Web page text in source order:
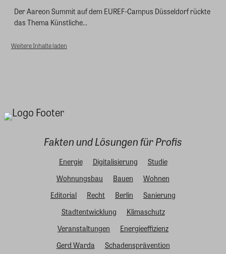
Der Aareon Summit auf dem EUREF-Campus Düsseldorf rückte
das Thema Künstliche...
Weitere Inhalte laden
Fakten und Lösungen für Profis
Energie Digitalisierung
Studie
Wohnungsbau
Bauen
Wohnen
Editorial
Recht Berlin
Sanierung
Stadtentwicklung
Klimaschutz
Veranstaltungen
Energieeffizienz
Gerd Warda
Schadensprävention